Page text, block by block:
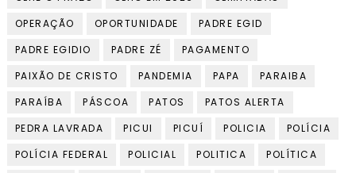
OPERAÇÃO
OPORTUNIDADE
PADRE EGID
PADRE EGIDIO
PADRE ZÉ
PAGAMENTO
PAIXÃO DE CRISTO
PANDEMIA PAPA
PARAIBA
PARAÍBA
PÁSCOA PATOS
PATOS ALERTA
PEDRA LAVRADA
PICUI PICUÍ POLICIA
POLÍCIA
POLÍCIA FEDERAL
POLICIAL POLITICA
POLÍTICA